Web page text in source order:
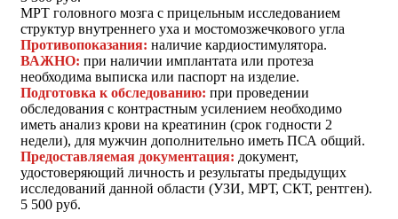
МРТ головного мозга с прицельным исследованием
структур внутреннего уха и мостомозжечкового угла
Противопоказания: наличие кардиостимулятора.
ВАЖНО: при наличии имплантата или протеза
необходима выписка или паспорт на изделие.
Подготовка к обследованию: при проведении
обследования с контрастным усилением необходимо
иметь анализ крови на креатинин (срок годности 2
недели), для мужчин дополнительно иметь ПСА общий.
Предоставляемая документация: документ,
удостоверяющий личность и результаты предыдущих
исследований данной области (УЗИ, МРТ, СКТ, рентген).
5 500 руб.